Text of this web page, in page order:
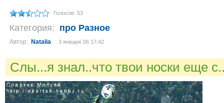
Голосов: 53
Категория: про Разное
Автор: Natalia 3 января´06 17:42
Слы...я знал..что твои носки еще